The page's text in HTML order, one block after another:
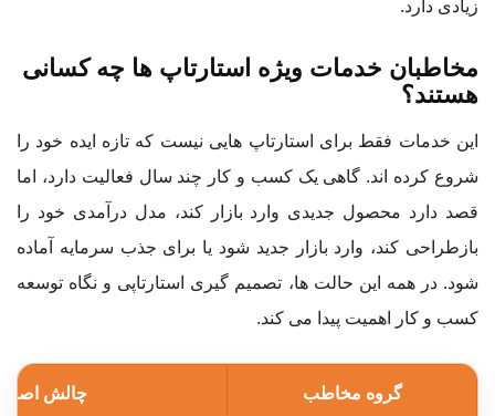
زیادی دارد.
مخاطبان خدمات ویژه استارتاپ ها چه کسانی
هستند؟
این خدمات فقط برای استارتاپ هایی نیست که تازه ایده خود را
شروع کرده اند. گاهی یک کسب و کار چند سال فعالیت دارد، اما
قصد دارد محصول جدیدی وارد بازار کند، مدل درآمدی خود را
بازطراحی کند، وارد بازار جدید شود یا برای جذب سرمایه آماده
شود. در همه این حالت ها، تصمیم گیری استارتاپی و نگاه توسعه
کسب و کار اهمیت پیدا می کند.
گروه مخاطب چالش